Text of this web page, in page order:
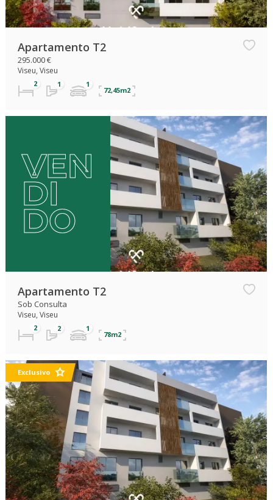
Apartamento T2
295.000 €
Viseu, Viseu
72,45m2
VEN
DI
DO
Apartamento T2
Sob Consulta
Viseu, Viseu
78m2
Exclusivo